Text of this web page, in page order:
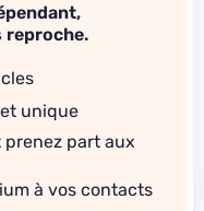
reproche.
unique
part aux
à vos contacts